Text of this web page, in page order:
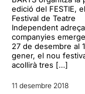
edició del FESTIE,
Festival de Teatre
Independent
companyies
27 de desembre al
gener, el nou
acollirà tres […]
11 desembre 2018